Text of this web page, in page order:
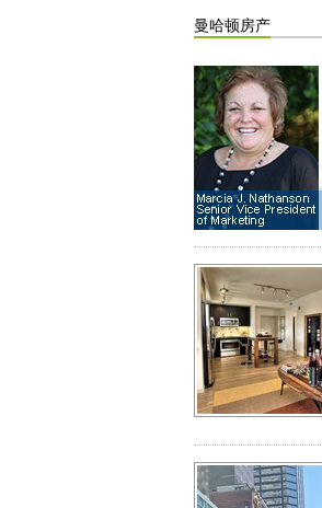
曼哈顿房产